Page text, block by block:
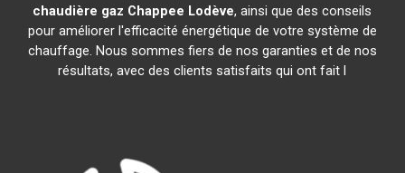
chaudière gaz Chappee Lodève, ainsi que des conseils
pour améliorer l'efficacité énergétique de votre système de
chauffage. Nous sommes fiers de nos garanties et de nos
résultats, avec des clients satisfaits qui ont fait l